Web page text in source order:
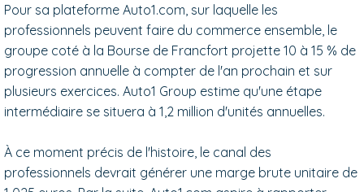
Pour sa plateforme Auto1.com, sur laquelle les
professionnels peuvent faire du commerce ensemble, le
groupe coté à la Bourse de Francfort projette 10 à 15 % de
progression annuelle à compter de l'an prochain et sur
plusieurs exercices. Auto1 Group estime qu'une étape
intermédiaire se situera à 1,2 million d'unités annuelles.
À ce moment précis de l'histoire, le canal des
professionnels devrait générer une marge brute unitaire de